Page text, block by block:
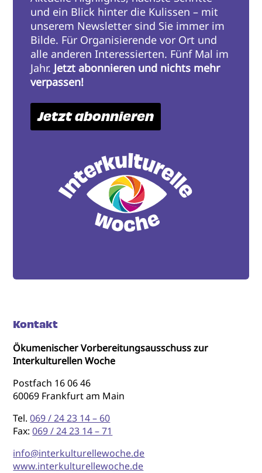
und ein Blick hinter die Kulissen – mit
unserem Newsletter sind Sie immer im
Bilde. Für Organisierende vor Ort und
alle anderen Interessierten. Fünf Mal im
Jahr. Jetzt abonnieren und nichts mehr
verpassen!
Jetzt abonnieren
Kontakt
Ökumenischer Vorbereitungsausschuss zur
Interkulturellen Woche
Postfach 16 06 46
60069 Frankfurt am Main
Tel.069 / 24 23 14 – 60
Fax:069 / 24 23 14 – 71
info@interkulturellewoche.de
www.interkulturellewoche.de